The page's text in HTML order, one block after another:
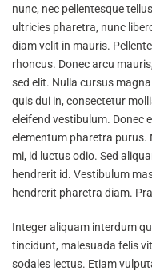
nunc, nec pellentesque
ultricies pharetra, nunc
diam velit in mauris.
rhoncus. Donec arcu
sed elit. Nulla cursus
quis dui in, consectetur
eleifend vestibulum. Donec
elementum pharetra purus.
mi, id luctus odio. Sed
hendrerit id. Vestibulum
hendrerit pharetra diam.
Integer aliquam interdum
tincidunt, malesuada felis
sodales lectus. Etiam